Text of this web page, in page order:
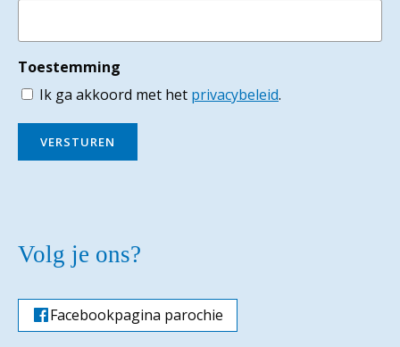
Toestemming
Ik ga akkoord met het privacybeleid.
VERSTUREN
Volg je ons?
Facebookpagina parochie